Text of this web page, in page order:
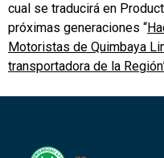
cual se traducirá en
próximas generaciones “
Motoristas de Quimbaya
transportadora de la